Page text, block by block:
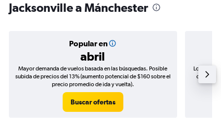
Jacksonville a Mánchester
Popular en
abril
Mayor demanda de vuelos basada en las búsquedas. Posible
subida de precios del 13% (aumento potencial de $160 sobre el
precio promedio de ida y vuelta).
Buscar ofertas
Los
de